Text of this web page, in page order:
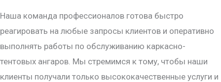
Наша команда профессионалов готова быстро
реагировать на любые запросы клиентов и оперативно
выполнять работы по обслуживанию каркасно-
тентовых ангаров. Мы стремимся к тому, чтобы наши
клиенты получали только высококачественные услуги и